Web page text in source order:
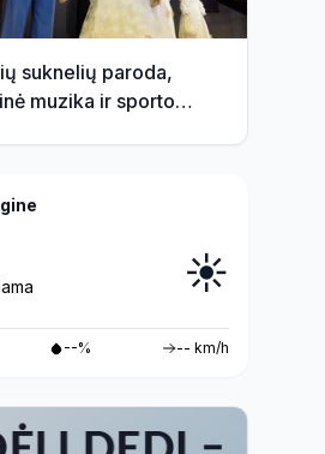
suknelių paroda,
muzika ir sporto
☀️
--% -- km/h